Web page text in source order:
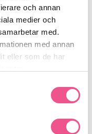
och annan
medier och
med.
med annan
eller som de har